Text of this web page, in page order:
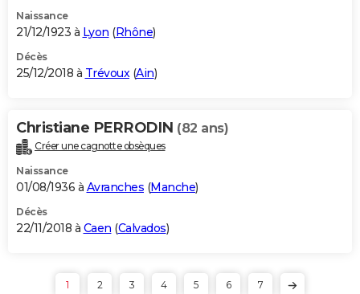
Naissance
21/12/1923 à Lyon (Rhône)
Décès
25/12/2018 à Trévoux(Ain)
Christiane PERRODIN (82 ans)
Créer une cagnotte obsèques
Naissance
01/08/1936 à Avranches (Manche)
Décès
22/11/2018 à Caen (Calvados)
1 2 3 4 5 6 7